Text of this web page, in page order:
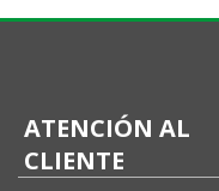
ATENCIÓN AL
CLIENTE